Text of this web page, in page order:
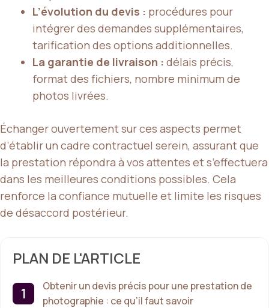
L’évolution du devis : procédures pour
intégrer des demandes supplémentaires,
tarification des options additionnelles.
La garantie de livraison : délais précis,
format des fichiers, nombre minimum de
photos livrées.
Échanger ouvertement sur ces aspects permet
d’établir un cadre contractuel serein, assurant que
la prestation répondra à vos attentes et s’effectuera
dans les meilleures conditions possibles. Cela
renforce la confiance mutuelle et limite les risques
de désaccord postérieur.
PLAN DE L'ARTICLE
Obtenir un devis précis pour une prestation de
photographie : ce qu’il faut savoir